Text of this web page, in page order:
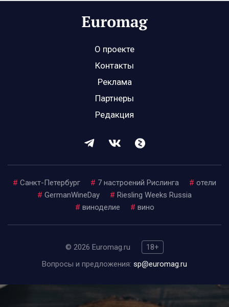
О проекте
Контакты
Реклама
Партнеры
Редакция
# Санкт-Петербург # 7 настроений Рислинга # отели
# GermanWineDay # Riesling Weeks Russia
# виноделие # вино
© 2026 Euromag.ru
18+
Вопросы и предложения: sp@euromag.ru